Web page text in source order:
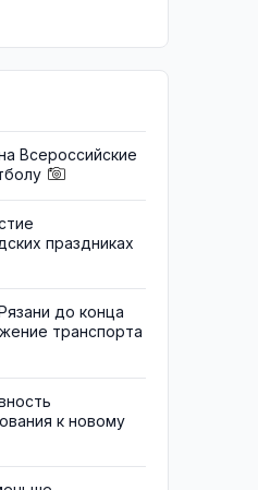
Всероссийские
праздниках
до конца
транспорта
к новому